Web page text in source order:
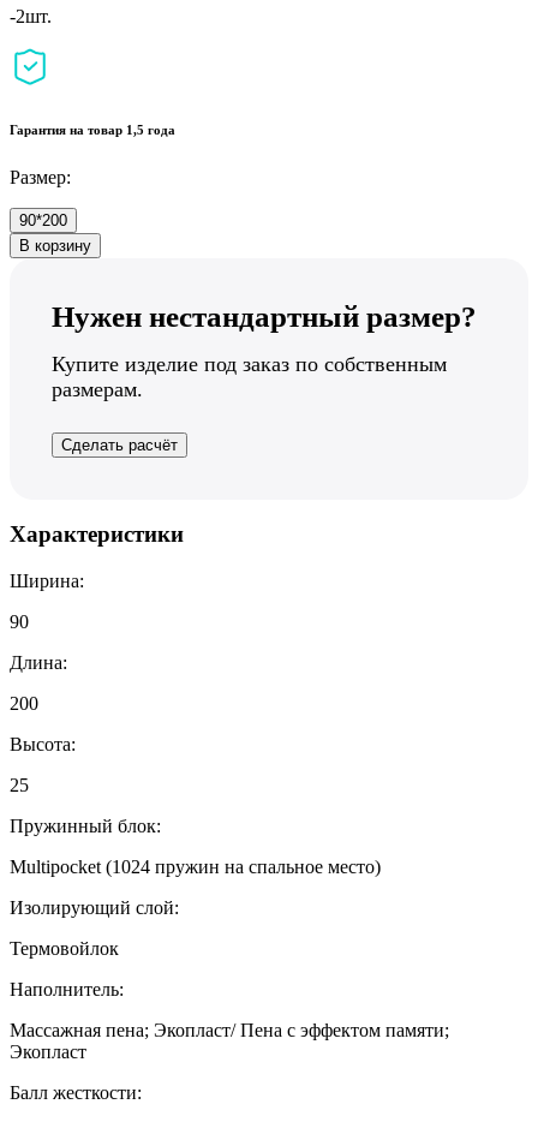
-2шт.
Гарантия на товар 1,5 года
Размер:
90*200
В корзину
Нужен нестандартный размер?
Купите изделие под заказ по собственным
размерам.
Сделать расчёт
Характеристики
Ширина:
90
Длина:
200
Высота:
25
Пружинный блок:
Multipocket (1024 пружин на спальное место)
Изолирующий слой:
Термовойлок
Наполнитель:
Массажная пена; Экопласт/ Пена с эффектом памяти;
Экопласт
Балл жесткости: